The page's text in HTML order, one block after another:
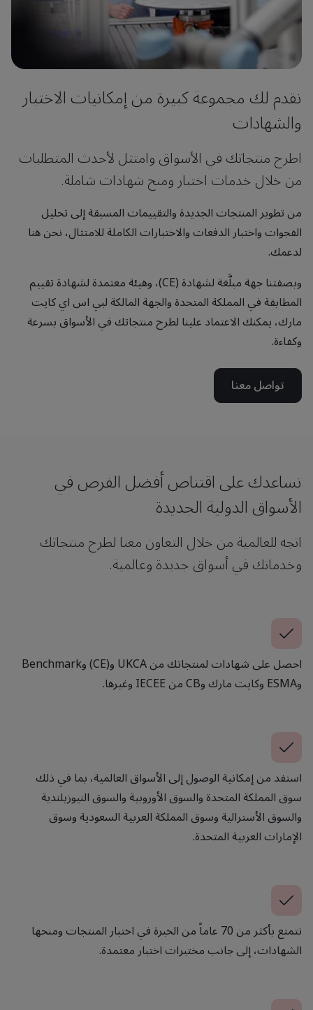
نقدم لك مجموعة كبيرة من إمكانيات الاختبار
والشهادات
اطرح منتجاتك في الأسواق وامتثل لأحدث المتطلبات
من خلال خدمات اختبار ومنح شهادات شاملة.
من تطوير المنتجات الجديدة والتقييمات المسبقة إلى تحليل
الفجوات واختبار الدفعات والاختبارات الكاملة للامتثال، نحن هنا
لدعمك.
وبصفتنا جهة مبلَّغة لشهادة (CE)، وهيئة معتمدة لشهادة تقييم
المطابقة في المملكة المتحدة والجهة المالكة لبي اس اي كايت
مارك، يمكنك الاعتماد علينا لطرح منتجاتك في الأسواق بسرعة
وكفاءة.
تواصل معنا
نساعدك على اقتناص أفضل الفرص في
الأسواق الدولية الجديدة
اتجه للعالمية من خلال التعاون معنا لطرح منتجاتك
وخدماتك في أسواق جديدة وعالمية.
احصل على شهادات لمنتجاتك من UKCA و(CE) وBenchmark
وESMA وكايت مارك وCB من IECEE وغيرها.
استفد من إمكانية الوصول إلى الأسواق العالمية، بما في ذلك
سوق المملكة المتحدة والسوق الأوروبية والسوق النيوزيلندية
والسوق الأسترالية وسوق المملكة العربية السعودية وسوق
الإمارات العربية المتحدة.
نتمتع بأكثر من 70 عاماً من الخبرة في اختبار المنتجات ومنحها
الشهادات، إلى جانب مختبرات اختبار معتمدة.